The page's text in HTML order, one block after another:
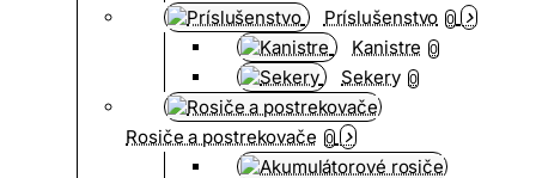
Príslušenstvo 0
Kanistre 0
Sekery 0
Rosiče a postrekovače 0